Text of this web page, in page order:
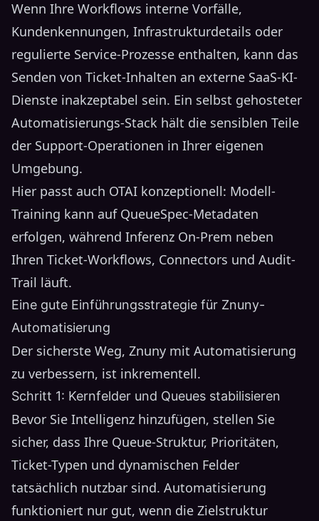
Wenn Ihre Workflows interne Vorfälle,
Kundenkennungen, Infrastrukturdetails oder
regulierte Service-Prozesse enthalten, kann das
Senden von Ticket-Inhalten an externe SaaS-KI-
Dienste inakzeptabel sein. Ein selbst gehosteter
Automatisierungs-Stack hält die sensiblen Teile
der Support-Operationen in Ihrer eigenen
Umgebung.
Hier passt auch OTAI konzeptionell: Modell-
Training kann auf QueueSpec-Metadaten
erfolgen, während Inferenz On-Prem neben
Ihren Ticket-Workflows, Connectors und Audit-
Trail läuft.
Eine gute Einführungsstrategie für Znuny-
Automatisierung
Der sicherste Weg, Znuny mit Automatisierung
zu verbessern, ist inkrementell.
Schritt 1: Kernfelder und Queues stabilisieren
Bevor Sie Intelligenz hinzufügen, stellen Sie
sicher, dass Ihre Queue-Struktur, Prioritäten,
Ticket-Typen und dynamischen Felder
tatsächlich nutzbar sind. Automatisierung
funktioniert nur gut, wenn die Zielstruktur